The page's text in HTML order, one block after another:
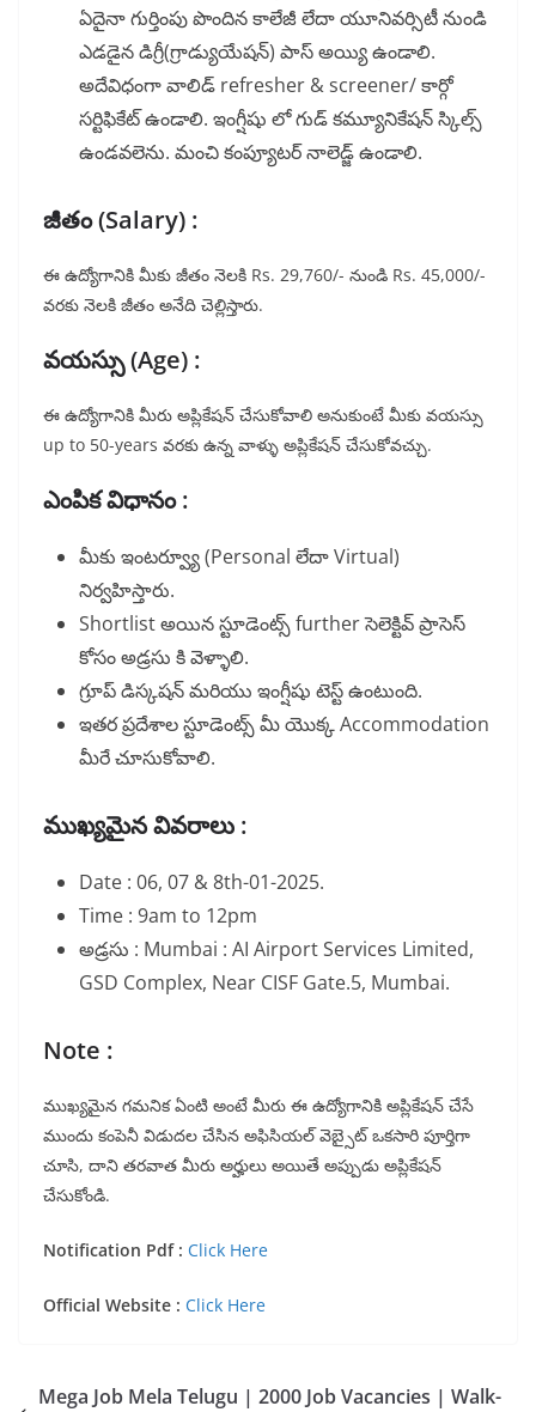
ఏదైనా గుర్తింపు పొందిన కాలేజీ లేదా యూనివర్సిటీ నుండి
ఎడడైన డిగ్రీ(గ్రాడ్యుయేషన్) పాస్ అయ్యి ఉండాలి.
అదేవిధంగా వాలిడ్ refresher & screener/ కార్గో
సర్టిఫికేట్ ఉండాలి. ఇంగ్షీషు లో గుడ్ కమ్యూనికేషన్ స్కిల్స్
ఉండవలెను. మంచి కంప్యూటర్ నాలెడ్జ్ ఉండాలి.
జీతం (Salary) :
ఈ ఉద్యోగానికి మీకు జీతం నెలకి Rs. 29,760/- నుండి Rs. 45,000/-
వరకు నెలకి జీతం అనేది చెల్లిస్తారు.
వయస్సు (Age) :
ఈ ఉద్యోగానికి మీరు అప్లికేషన్ చేసుకోవాలి అనుకుంటే మీకు వయస్సు
up to 50-years వరకు ఉన్న వాళ్ళు అప్లికేషన్ చేసుకోవచ్చు.
ఎంపిక విధానం :
మీకు ఇంటర్వ్యూ (Personal లేదా Virtual)
నిర్వహిస్తారు.
Shortlist అయిన స్టూడెంట్స్ further సెలెక్టివ్ ప్రాసెస్
కోసం అడ్రసు కి వెళ్ళాలి.
గ్రూప్ డిస్కషన్ మరియు ఇంగ్షీషు టెస్ట్ ఉంటుంది.
ఇతర ప్రదేశాల స్టూడెంట్స్ మీ యొక్క Accommodation
మీరే చూసుకోవాలి.
ముఖ్యమైన వివరాలు :
Date : 06, 07 & 8th-01-2025.
Time : 9am to 12pm
అడ్రసు : Mumbai : AI Airport Services Limited,
GSD Complex, Near CISF Gate.5, Mumbai.
Note :
ముఖ్యమైన గమనిక ఏంటి అంటే మీరు ఈ ఉద్యోగానికి అప్లికేషన్ చేసే
ముందు కంపెనీ విడుదల చేసిన అఫిసియల్ వెబ్సైట్ ఒకసారి పూర్తిగా
చూసి, దాని తరవాత మీరు అర్హులు అయితే అప్పుడు అప్లికేషన్
చేసుకోండి.
Notification Pdf : Click Here
Official Website : Click Here
Mega Job Mela Telugu | 2000 Job Vacancies | Walk-